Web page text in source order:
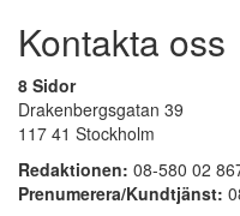
Kontakta oss
8 Sidor
Drakenbergsgatan 39
117 41 Stockholm
Redaktionen: 08-580 02
Prenumerera/Kundtjänst: